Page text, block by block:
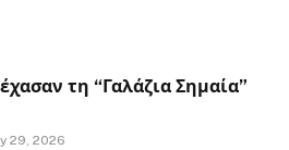
τη “Γαλάζια Σημαία”
29, 2026